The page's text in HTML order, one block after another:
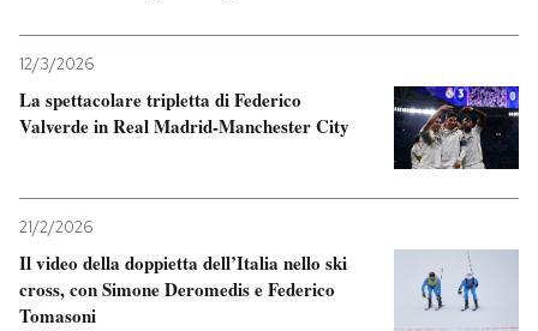
I MIEI PREFERITI
CALENDARIO
AREA PERSONALE
12/3/2026
La spettacolare tripletta di Federico
Valverde in Real Madrid-Manchester City
21/2/2026
Il video della doppietta dell’Italia nello ski
cross, con Simone Deromedis e Federico
Tomasoni